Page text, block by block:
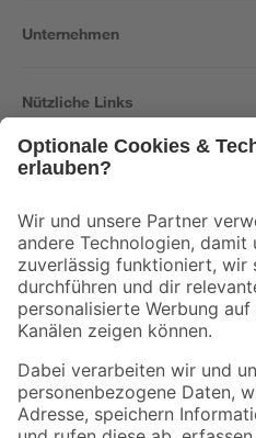
Unternehmen
Nützliche Links
Der toom Newsletter: Keine Angebote
Zur Newsletter Anmeldung
Folge uns
Zahlungsarten